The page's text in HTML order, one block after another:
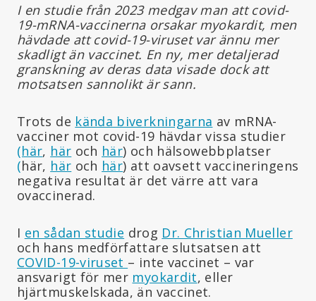
I en studie från 2023 medgav man att covid-
19-mRNA-vaccinerna orsakar myokardit, men
hävdade att covid-19-viruset var ännu mer
skadligt än vaccinet. En ny, mer detaljerad
granskning av deras data visade dock att
motsatsen sannolikt är sann.
Trots de kända biverkningarna av mRNA-
vacciner mot covid-19 hävdar vissa studier
(här, här och här) och hälsowebbplatser
(här, här och här) att oavsett vaccineringens
negativa resultat är det värre att vara
ovaccinerad.
I en sådan studie drog Dr. Christian Mueller
och hans medförfattare slutsatsen att
COVID-19-viruset – inte vaccinet – var
ansvarigt för mer myokardit, eller
hjärtmuskelskada, än vaccinet.